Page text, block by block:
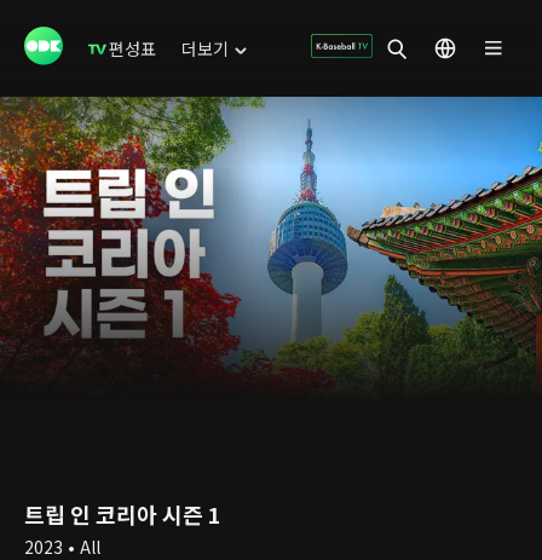
편성표 더보기
트립 인 코리아 시즌 1
2023 • All